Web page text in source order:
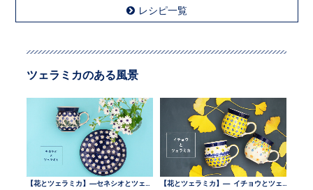
レシピ一覧
ツェラミカのある風景